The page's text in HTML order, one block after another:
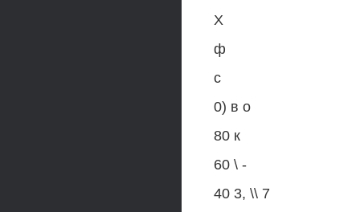
X
ф
с
0) в о
80 к
60 \ -
40 3, \\ 7